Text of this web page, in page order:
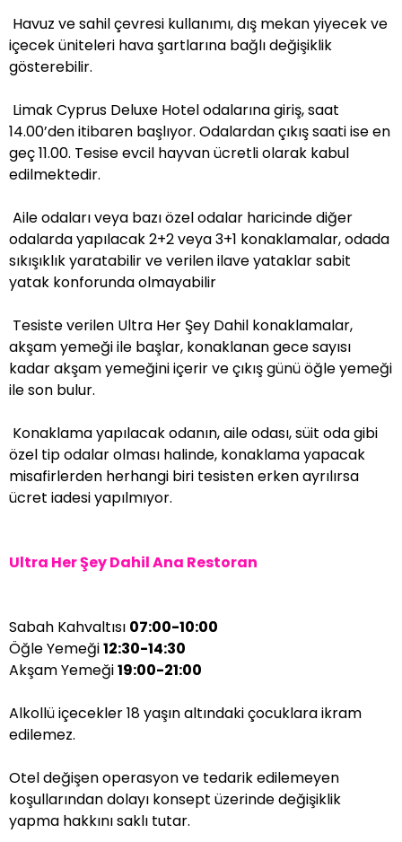
Havuz ve sahil çevresi kullanımı, dış mekan yiyecek ve
içecek üniteleri hava şartlarına bağlı değişiklik
gösterebilir.
Limak Cyprus Deluxe Hotel odalarına giriş, saat
14.00’den itibaren başlıyor. Odalardan çıkış saati ise en
geç 11.00. Tesise evcil hayvan ücretli olarak kabul
edilmektedir.
Aile odaları veya bazı özel odalar haricinde diğer
odalarda yapılacak 2+2 veya 3+1 konaklamalar, odada
sıkışıklık yaratabilir ve verilen ilave yataklar sabit
yatak konforunda olmayabilir
Tesiste verilen Ultra Her Şey Dahil konaklamalar,
akşam yemeği ile başlar, konaklanan gece sayısı
kadar akşam yemeğini içerir ve çıkış günü öğle yemeği
ile son bulur.
Konaklama yapılacak odanın, aile odası, süit oda gibi
özel tip odalar olması halinde, konaklama yapacak
misafirlerden herhangi biri tesisten erken ayrılırsa
ücret iadesi yapılmıyor.
Ultra Her Şey Dahil Ana Restoran
Sabah Kahvaltısı 07:00-10:00
Öğle Yemeği12:30-14:30
Akşam Yemeği19:00-21:00
Alkollü içecekler 18 yaşın altındaki çocuklara ikram
edilemez.
Otel değişen operasyon ve tedarik edilemeyen
koşullarından dolayı konsept üzerinde değişiklik
yapma hakkını saklı tutar.